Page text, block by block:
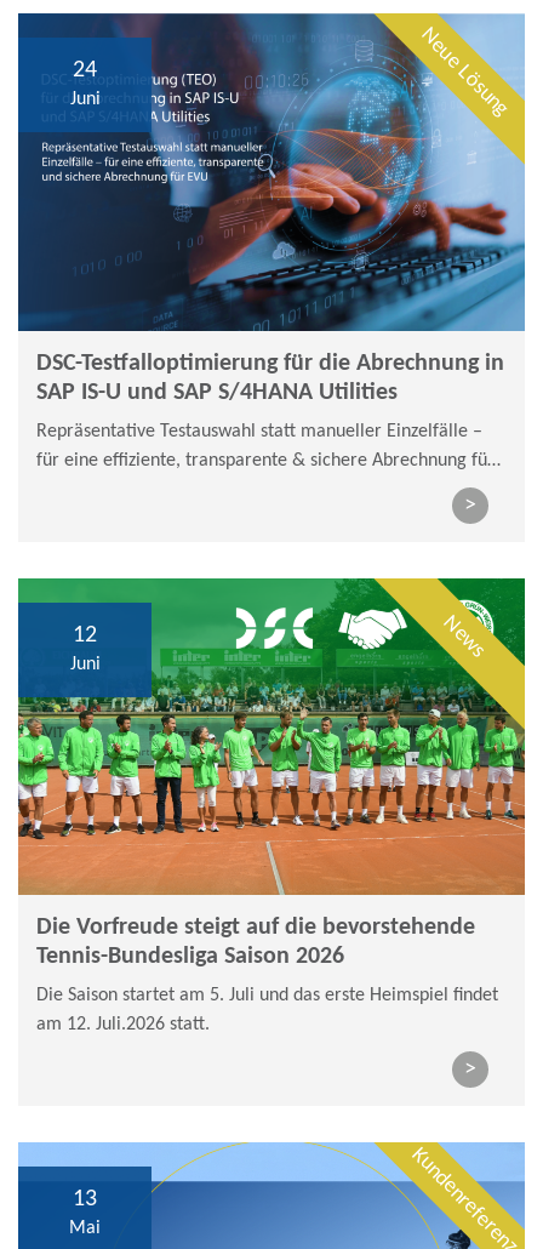
Neue Lösung
24
Juni
DSC-Testfalloptimierung für die Abrechnung in
SAP IS-U und SAP S/4HANA Utilities
Repräsentative Testauswahl statt manueller Einzelfälle –
für eine effiziente, transparente & sichere Abrechnung für
>
News
12
Juni
Die Vorfreude steigt auf die bevorstehende
Tennis-Bundesliga Saison 2026
Die Saison startet am 5. Juli und das erste Heimspiel findet
am 12. Juli.2026 statt.
>
Kundenreferenz
13
Mai